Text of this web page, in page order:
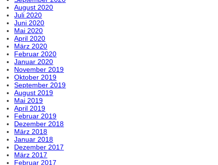
August 2020
Juli 2020
Juni 2020
Mai 2020
April 2020
März 2020
Februar 2020
Januar 2020
November 2019
Oktober 2019
September 2019
August 2019
Mai 2019
April 2019
Februar 2019
Dezember 2018
März 2018
Januar 2018
Dezember 2017
März 2017
Februar 2017